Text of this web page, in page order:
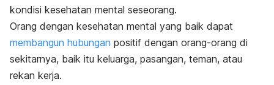
kondisi kesehatan mental seseorang.
Orang dengan kesehatan mental yang baik dapat
membangun hubungan positif dengan orang-orang di
sekitarnya, baik itu keluarga, pasangan, teman, atau
rekan kerja.